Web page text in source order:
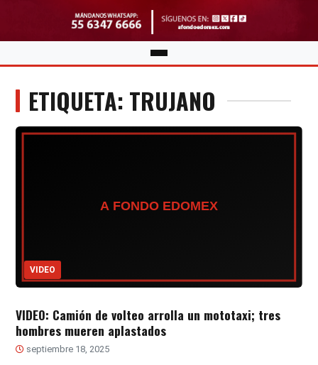
ETIQUETA: TRUJANO
VIDEO
VIDEO: Camión de volteo arrolla un mototaxi; tres
hombres mueren aplastados
septiembre 18, 2025